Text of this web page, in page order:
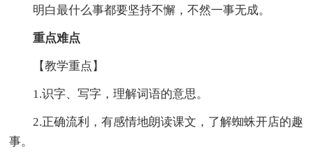
明白最什么事都要坚持不懈，不然一事无成。
重点难点
【教学重点】
1.识字、写字，理解词语的意思。
2.正确流利，有感情地朗读课文，了解蜘蛛开店的趣
事。